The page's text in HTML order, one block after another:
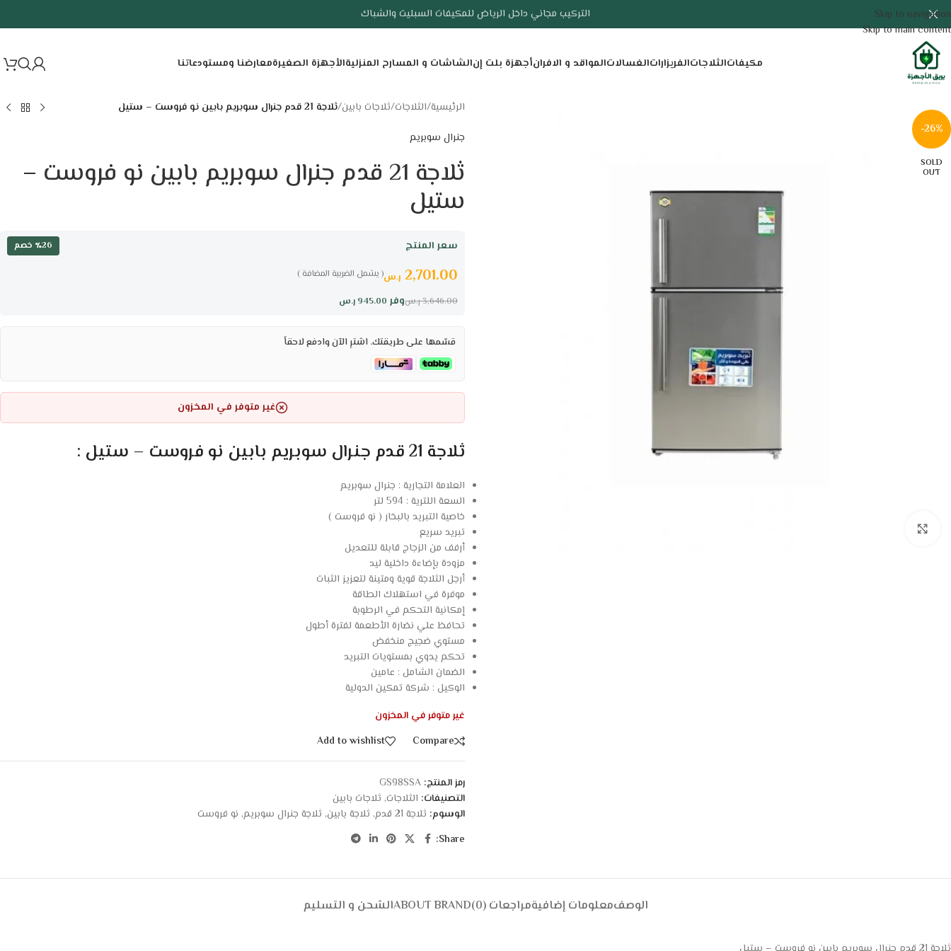
Skip to navigation
Skip to main content
التركيب مجاني داخل الرياض للمكيفات السبليت والشباك
مكيفاتالثلاجاتالفريزاراتالغسالاتالمواقد و الافرانأجهزة بلت إنالشاشات و المسارح المنزليةالأجهزة الصغيرةمعارضنا ومستودعاتنا
-26%
SOLD
OUT
الرئيسية/الثلاجات/ثلاجات بابين/ثلاجة 21 قدم جنرال سوبريم بابين نو فروست – ستيل
جنرال سوبريم
ثلاجة 21 قدم جنرال سوبريم بابين نو فروست –
ستيل
سعر المنتج ٪26 خصم
( يشمل الضريبة المضافة ) 2,701.00 ر.س
وفر 945.00 ر.س 3,646.00ر.س
قسّمها على طريقتك. اشترِ الآن وادفع لاحقاً
غير متوفر في المخزون
ثلاجة 21 قدم جنرال سوبريم بابين نو فروست – ستيل :
العلامة التجارية : جنرال سوبريم
السعة اللترية : 594 لتر
خاصية التبريد بالبخار ( نو فروست )
تبريد سريع
أرفف من الزجاج قابلة للتعديل
مزودة بإضاءة داخلية ليد
أرجل الثلاجة قوية ومتينة لتعزيز الثبات
موفرة في استهلاك الطاقة
إمكانية التحكم في الرطوبة
تحافظ علي نضارة الأطعمة لفترة أطول
مستوي ضجيج منخفض
تحكم يدوي بمستويات التبريد
الضمان الشامل : عامين
الوكيل : شركة تمكين الدولية
غير متوفر في المخزون
Compare
Add to wishlist
رمز المنتج: GS98SSA
التصنيفات: الثلاجات, ثلاجات بابين
الوسوم: ثلاجة 21 قدم , ثلاجة بابين, ثلاجة جنرال سوبريم, نو فروست
Share:
الوصفمعلومات إضافيةمراجعات (0) ABOUT BRANDالشحن و التسليم